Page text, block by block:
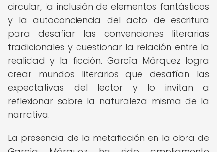
circular, la inclusión de elementos fantásticos
y la autoconciencia del acto de escritura
para desafiar las convenciones literarias
tradicionales y cuestionar la relación entre la
realidad y la ficción. García Márquez logra
crear mundos literarios que desafían las
expectativas del lector y lo invitan a
reflexionar sobre la naturaleza misma de la
narrativa.
La presencia de la metaficción en la obra de